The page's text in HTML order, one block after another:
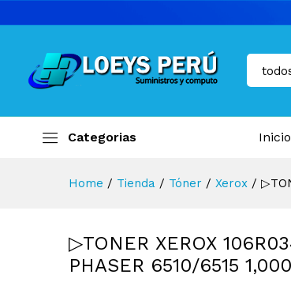
Categorias Inicio
Home / Tienda / Tóner / Xerox /
▷TONER XEROX
PHASER 6510/6515
Descripción del producto